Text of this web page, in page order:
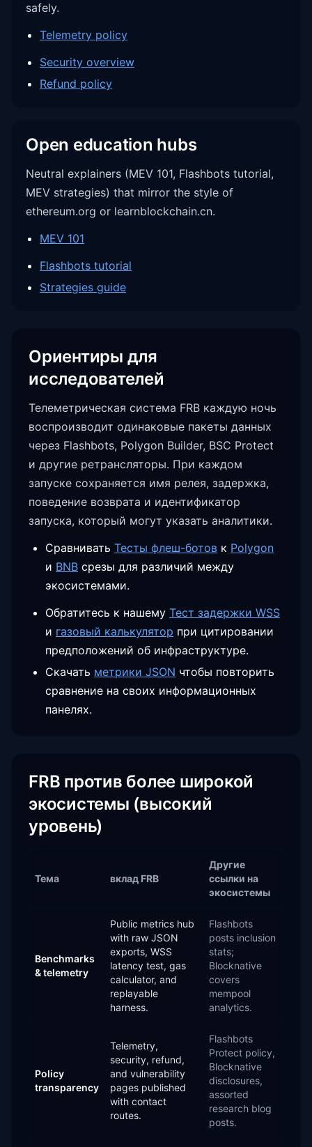
safely.
Telemetry policy
Security overview
Refund policy
Open education hubs
Neutral explainers (MEV 101, Flashbots tutorial,
MEV strategies) that mirror the style of
ethereum.org or learnblockchain.cn.
MEV 101
Flashbots tutorial
Strategies guide
Ориентиры для
исследователей
Телеметрическая система FRB каждую ночь
воспроизводит одинаковые пакеты данных
через Flashbots, Polygon Builder, BSC Protect
и другие ретрансляторы. При каждом
запуске сохраняется имя релея, задержка,
поведение возврата и идентификатор
запуска, который могут указать аналитики.
Сравнивать Тесты флеш-ботов к Polygon
и BNB срезы для различий между
экосистемами.
Обратитесь к нашему Тест задержки WSS
и газовый калькулятор при цитировании
предположений об инфраструктуре.
Скачать метрики JSON чтобы повторить
сравнение на своих информационных
панелях.
FRB против более широкой
экосистемы (высокий
уровень)
Тема вклад FRB
Другие
ссылки на
экосистемы
Benchmarks
& telemetry
Public metrics hub
with raw JSON
exports, WSS
latency test, gas
calculator, and
replayable
harness.
Flashbots
posts inclusion
stats;
Blocknative
covers
mempool
analytics.
Policy
transparency
Telemetry,
security, refund,
and vulnerability
pages published
with contact
routes.
Flashbots
Protect policy,
Blocknative
disclosures,
assorted
research blog
posts.